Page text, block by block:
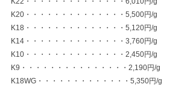
K20・・・・・・・・・・・・・・5,500円/g
K18・・・・・・・・・・・・・・5,120円/g
K14・・・・・・・・・・・・・・3,760円/g
K10・・・・・・・・・・・・・・2,450円/g
K9・・・・・・・・・・・・・・・2,190円/g
K18WG・・・・・・・・・・・・・5,350円/g